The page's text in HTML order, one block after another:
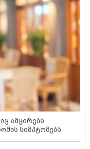
ამცირებს
სიმპტომებს